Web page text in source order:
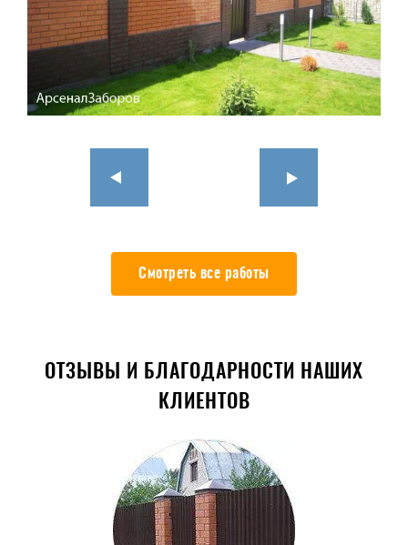
Смотреть все работы
ОТЗЫВЫ И БЛАГОДАРНОСТИ НАШИХ
КЛИЕНТОВ